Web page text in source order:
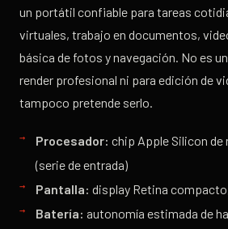
un portátil confiable para tareas
virtuales, trabajo en documentos,
básica de fotos y navegación. No es
render profesional ni para edición de
tampoco pretende serlo.
Procesador: chip Apple Silicon de
(serie de entrada)
Pantalla: display Retina
Batería: autonomía estimada de